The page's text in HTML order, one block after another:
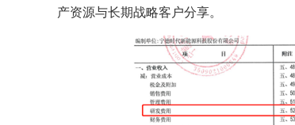
产资源与长期战略客户分享。